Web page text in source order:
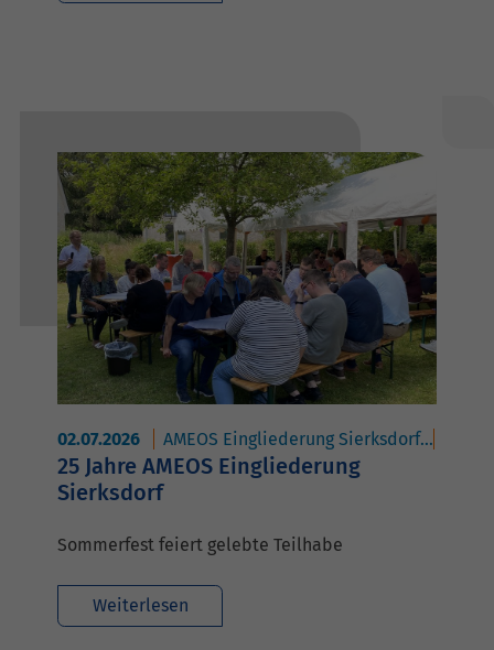
02.07.2026 AMEOS Eingliederung Sierksdorf
25 Jahre AMEOS Eingliederung
Sierksdorf
Sommerfest feiert gelebte Teilhabe
Weiterlesen